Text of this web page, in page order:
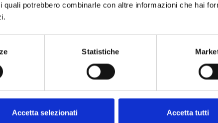
potrebbero combinarle con altre informazioni che hai
Statistiche
Accetta selezionati Accetta tutti
Sie uns!